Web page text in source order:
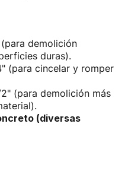
demolición
duras).
(para cincelar y romper
(para demolición más
(diversas